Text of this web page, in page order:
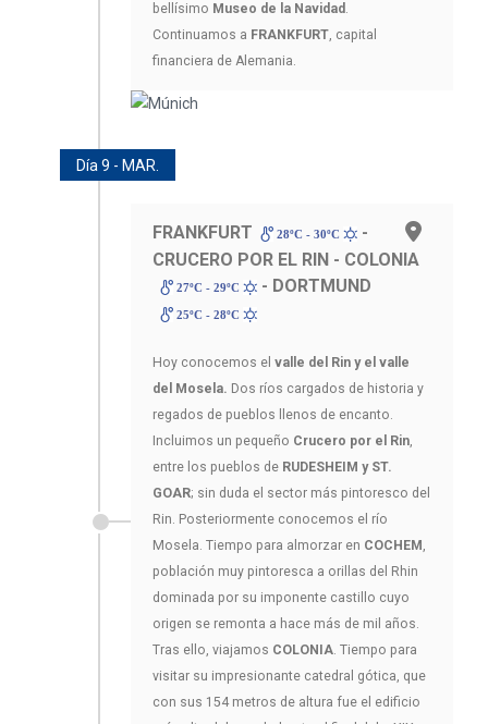
bellísimo Museo de la Navidad .
Continuamos a FRANKFURT, capital
financiera de Alemania.
Día 9 - MAR.
FRANKFURT 28ºC - 30ºC
-
CRUCERO POR EL RIN - COLONIA
27ºC - 29ºC - DORTMUND
25ºC - 28ºC
Hoy conocemos el valle del Rin y el valle
del Mosela. Dos ríos cargados de historia y
regados de pueblos llenos de encanto.
Incluimos un pequeño Crucero por el Rin,
entre los pueblos de RUDESHEIM y ST.
GOAR; sin duda el sector más pintoresco del
Rin. Posteriormente conocemos el río
Mosela. Tiempo para almorzar en COCHEM ,
población muy pintoresca a orillas del Rhin
dominada por su imponente castillo cuyo
origen se remonta a hace más de mil años.
Tras ello, viajamos COLONIA. Tiempo para
visitar su impresionante catedral gótica, que
con sus 154 metros de altura fue el edificio